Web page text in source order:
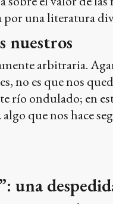
por una literatura
nuestros
arbitraria.
no es que nos
río ondulado; en
que nos hace
una